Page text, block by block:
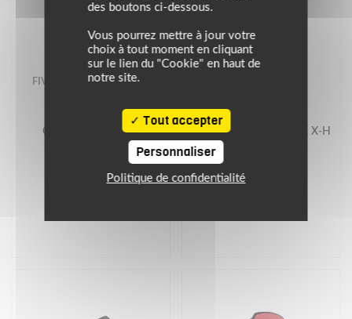
FIVE
Gants enduro E-WP
69.90 €
Gants cross/enduro MX X-H
39.95 €
des boutons ci-dessous.
Vous pourrez mettre à jour votre
choix à tout moment en cliquant
sur le lien du "Cookie" en haut de
notre site.
Tout accepter
Personnaliser
Politique de confidentialité